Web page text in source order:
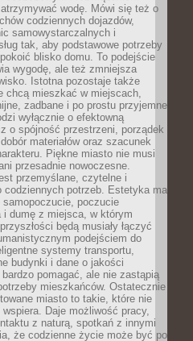
wodę. Mówi się też o
codziennych dojazdów,
samowystarczalnych i
tak, aby podstawowe potrzeby
blisko domu. To podejście
wygodę, ale też zmniejsza
Istotna pozostaje także
chcą mieszkać w miejscach,
zadbane i po prostu przyjemne
wyłącznie o efektowną
o spójność przestrzeni, porządek
materiałów oraz szacunek
Piękne miasto nie musi
przesadnie nowoczesne.
przemyślane, czytelne i
codziennych potrzeb. Estetyka ma
samopoczucie, poczucie
i dumę z miejsca, w którym
będą musiały łączyć
podejściem do
systemy transportu,
budynki i dane o jakości
pomagać, ale nie zastąpią
mieszkańców. Ostatecznie
miasto to takie, które nie
wspiera. Daje możliwość pracy,
z naturą, spotkań z innymi
że codzienne życie może być po